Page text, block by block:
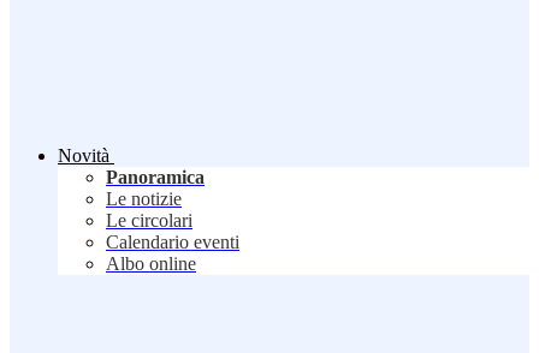
Novità
Panoramica
Le notizie
Le circolari
Calendario eventi
Albo online